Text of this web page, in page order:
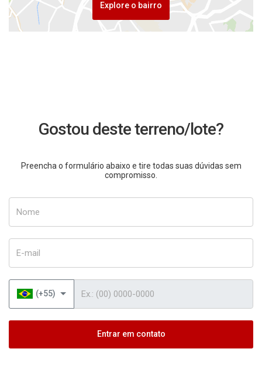
Explore o bairro
Gostou deste terreno/lote?
Preencha o formulário abaixo e tire todas suas dúvidas sem
compromisso.
(+55)
Entrar em contato